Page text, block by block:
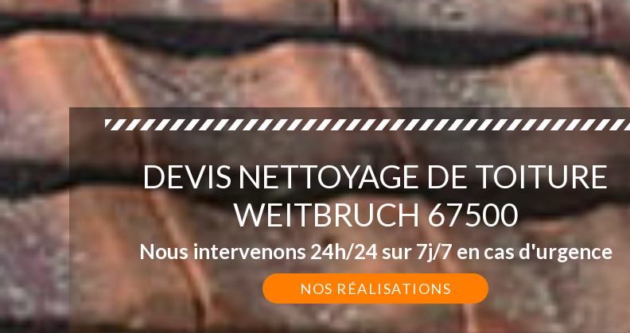
DEVIS NETTOYAGE DE TOITURE
WEITBRUCH 67500
Nous intervenons 24h/24 sur 7j/7 en cas d'urgence
NOS RÉALISATIONS